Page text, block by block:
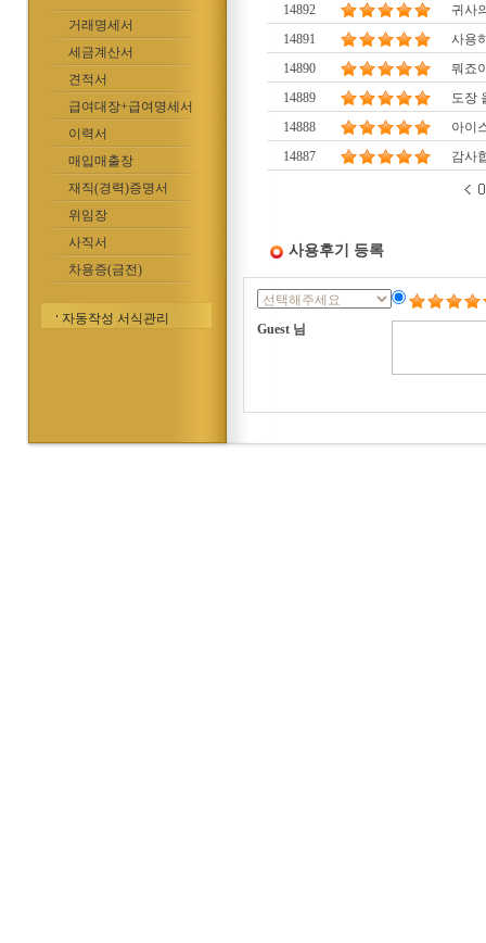
거래명세서
세금계산서
견적서
급여대장+급여명세서
이력서
매입매출장
재직(경력)증명서
위임장
사직서
차용증(금전)
자동작성 서식관리
14892
귀사
14891
사용
14890
뭐죠
14889
도장
14888
아이
14887
감사
사용후기 등록
Guest 님